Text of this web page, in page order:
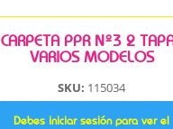
CARPETA PPR Nº3 2
VARIOS MODELOS
SKU: 115034
Debes iniciar sesión para ver el